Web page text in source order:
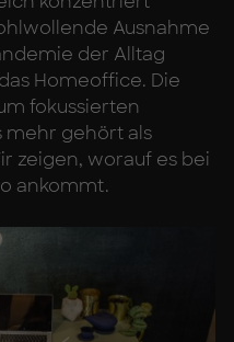
Ausnahme
der Alltag
Homeoffice. Die
fokussierten
mehr gehört als
zeigen, worauf es bei
ankommt.